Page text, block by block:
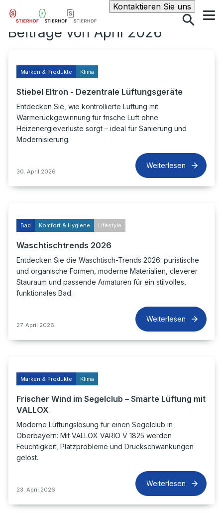
Kontaktieren Sie unsSuche
Beiträge von April 2026
Marken & Produkte Klima
Stiebel Eltron - Dezentrale Lüftungsgeräte
Entdecken Sie, wie kontrollierte Lüftung mit
Wärmerückgewinnung für frische Luft ohne
Heizenergieverluste sorgt – ideal für Sanierung und
Modernisierung.
30. April 2026
Weiterlesen
Bad Komfort & Hygiene Lifestyle
Waschtischtrends 2026
Entdecken Sie die Waschtisch-Trends 2026: puristische
und organische Formen, moderne Materialien, cleverer
Stauraum und passende Armaturen für ein stilvolles,
funktionales Bad.
27. April 2026
Weiterlesen
Marken & Produkte Klima
Frischer Wind im Segelclub – Smarte Lüftung mit
VALLOX
Moderne Lüftungslösung für einen Segelclub in
Oberbayern: Mit VALLOX VARIO V 1825 werden
Feuchtigkeit, Platzprobleme und Druckschwankungen
gelöst.
23. April 2026
Weiterlesen